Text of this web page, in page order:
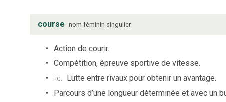
course nom féminin singulier
Action de courir.
Compétition, épreuve sportive de vitesse.
fig. Lutte entre rivaux pour obtenir un avantage.
Parcours d’une longueur déterminée et avec un